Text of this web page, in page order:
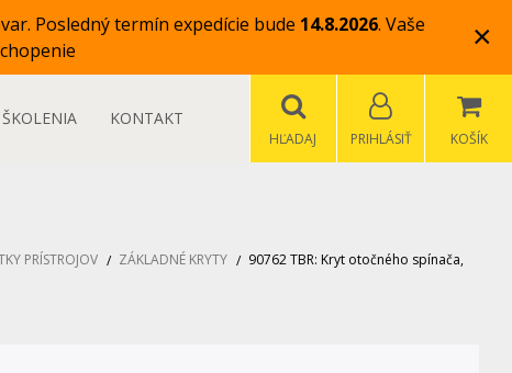
Posledný termín expedície bude 14.8.2026. Vaše
×
ŠKOLENIA KONTAKT
KOŠÍK
PRIHLÁSIŤ
HĽADAJ
PRÍSTROJOV ZÁKLADNÉ KRYTY
90762 TBR: Kryt otočného spínača,